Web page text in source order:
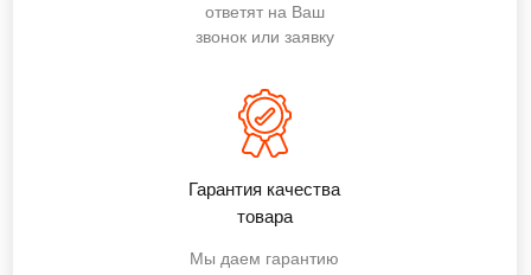
Гарантия качества
товара
Мы даем гарантию
ответят на Ваш
звонок или заявку